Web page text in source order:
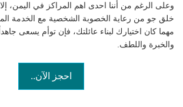
وعلى الرغم من أننا احدى اهم المراكز في اليمن،
خلق جو من رعاية الخصوبة الشخصية مع الخدمة
مهما كان اختيارك لبناء عائلتك، فإن توأم يسعى
والخبرة واللطف.
احجز الآن..